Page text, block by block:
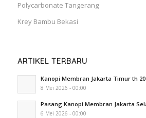
Polycarbonate Tangerang
Krey Bambu Bekasi
ARTIKEL TERBARU
Kanopi Membran Jakarta Timur th
8 Mei 2026 - 00:00
Pasang Kanopi Membran Jakarta
6 Mei 2026 - 00:00